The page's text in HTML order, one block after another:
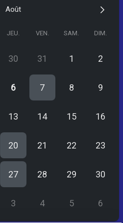
créneau réservé.
Août
JEU. VEN. SAM. DIM.
30 31 1 2
6 7 8 9
13 14 15 16
20 21 22 23
27 28 29 30
3 4 5 6